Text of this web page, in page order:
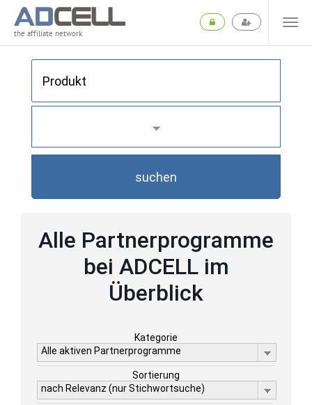
the affiliate network
suchen
Alle Partnerprogramme
bei ADCELL im
Überblick
Kategorie
Alle aktiven Partnerprogramme
Sortierung
nach Relevanz (nur Stichwortsuche)